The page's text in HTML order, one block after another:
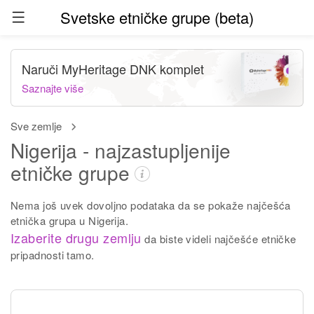
Svetske etničke grupe (beta)
Sve zemlje
Nigerija - najzastupljenije
etničke grupe
Nema još uvek dovoljno podataka da se pokaže najčešća
etnička grupa u Nigerija.
Izaberite drugu zemlju da biste videli najčešće etničke
pripadnosti tamo.
Naruči MyHeritage DNK komplet
Saznajte više